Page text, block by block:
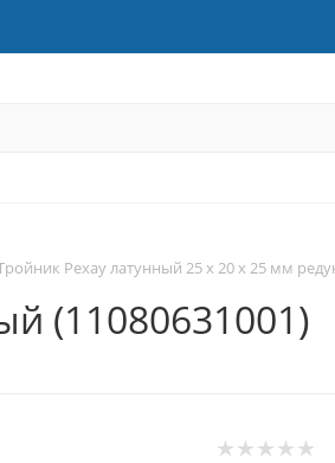
Рехау латунный 25 х 20 х 25 мм
(11080631001)